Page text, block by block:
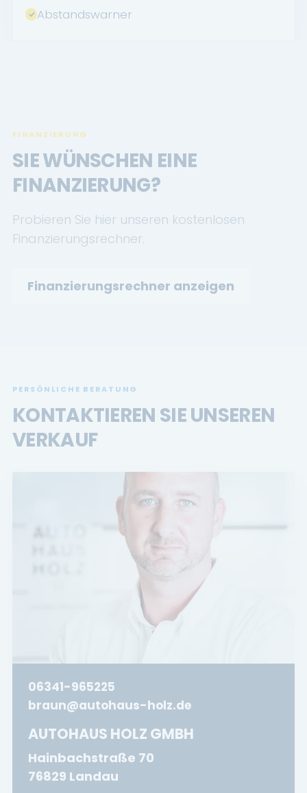
Abstandswarner
FINANZIERUNG
SIE WÜNSCHEN EINE
FINANZIERUNG?
Probieren Sie hier unseren kostenlosen
Finanzierungsrechner.
Finanzierungsrechner anzeigen
PERSÖNLICHE BERATUNG
KONTAKTIEREN SIE UNSEREN
VERKAUF
06341-965225
braun@autohaus-holz.de
AUTOHAUS HOLZ GMBH
Hainbachstraße 70
76829 Landau